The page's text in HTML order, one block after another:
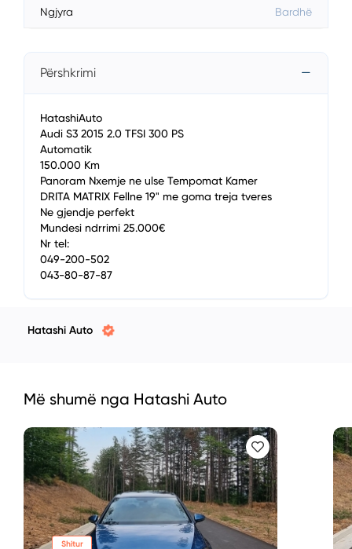
Ngjyra Bardhë
Përshkrimi
HatashiAuto
Audi S3 2015 2.0 TFSI 300 PS
Automatik
150.000 Km
Panoram Nxemje ne ulse Tempomat Kamer
DRITA MATRIX Fellne 19" me goma treja tveres
Ne gjendje perfekt
Mundesi ndrrimi 25.000€
Nr tel:
049-200-502
043-80-87-87
Hatashi Auto
Më shumë nga Hatashi Auto
Shitur